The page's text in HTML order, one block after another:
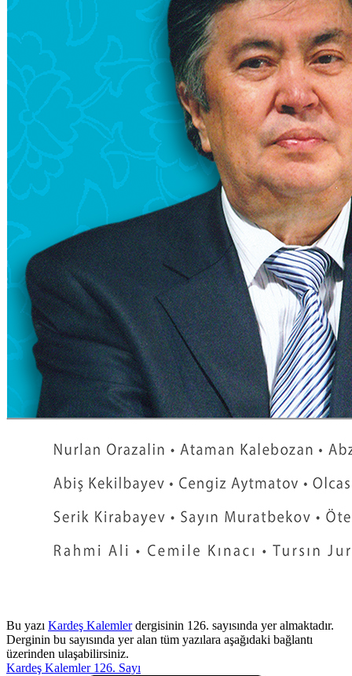
Bu yazı Kardeş Kalemlerdergisinin 126. sayısında yer almaktadır.
Derginin bu sayısında yer alan tüm yazılara aşağıdaki bağlantı
üzerinden ulaşabilirsiniz.
Kardeş Kalemler 126. Sayı